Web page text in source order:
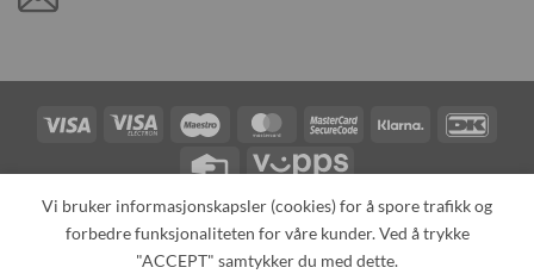
Visa
Visa
Electron
Maestro MasterCardMasterCardKlarna
Credit
Vipps
TILBAKEKALLINGER KONTAKT OSS
OM OSS
SPESIALBESTILLING
MIN KONTO ALL PRODUCTS
Vi bruker informasjonskapsler (cookies) for å spore trafikk og
forbedre funksjonaliteten for våre kunder. Ved å trykke
"ACCEPT" samtykker du med dette.